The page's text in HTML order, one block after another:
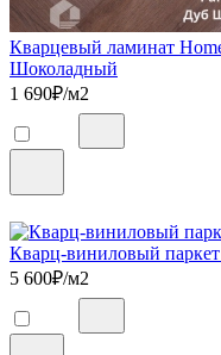
Кварцевый ламинат
Шоколадный
1 690₽/м2
Кварц-виниловый
5 600₽/м2